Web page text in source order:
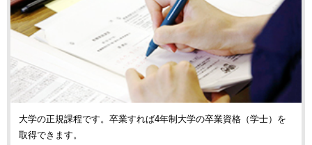
大学の正規課程です。卒業すれば4年制大学の卒業資格（学士）を
取得できます。